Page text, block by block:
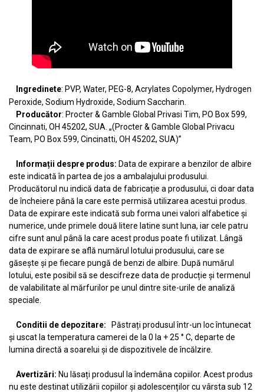
Ingredinete: PVP, Water, PEG-8, Acrylates Copolymer, Hydrogen
Peroxide, Sodium Hydroxide, Sodium Saccharin.
Producător: Procter & Gamble Global Privasi Tim, PO Box 599,
Cincinnati, OH 45202, SUA. „(Procter & Gamble Global Privacu
Team, PO Box 599, Cincinatti, OH 45202, SUA)”
Informații despre produs: Data de expirare a benzilor de albire
este indicată în partea de jos a ambalajului produsului.
Producătorul nu indică data de fabricație a produsului, ci doar data
de încheiere până la care este permisă utilizarea acestui produs.
Data de expirare este indicată sub forma unei valori alfabetice și
numerice, unde primele două litere latine sunt luna, iar cele patru
cifre sunt anul până la care acest produs poate fi utilizat. Lângă
data de expirare se află numărul lotului produsului, care se
găsește și pe fiecare pungă de benzi de albire. După numărul
lotului, este posibil să se descifreze data de producție și termenul
de valabilitate al mărfurilor pe unul dintre site-urile de analiză
speciale.
Conditii de depozitare:
Păstrați produsul într-un loc întunecat
și uscat la temperatura camerei de la 0 la + 25 ° C, departe de
lumina directă a soarelui și de dispozitivele de încălzire.
Avertizări: Nu lăsați produsul la îndemâna copiilor. Acest produs
nu este destinat utilizării copiilor și adolescenților cu vârsta sub 12